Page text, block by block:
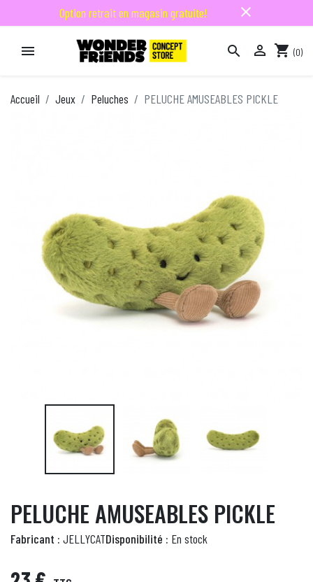
Option retrait en magasin gratuite! close
   shopping_cart (0)
Accueil Jeux Peluches PELUCHE AMUSEABLES PICKLE
PELUCHE AMUSEABLES PICKLE
Fabricant : JELLYCATDisponibilité : En stock